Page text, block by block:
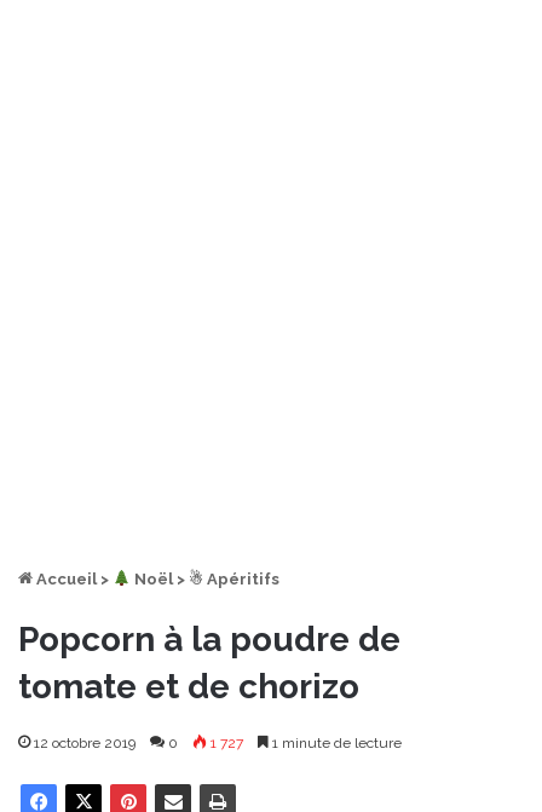
Accueil > ︎ Noël > ☃ Apéritifs
Popcorn à la poudre de
tomate et de chorizo
12 octobre 2019 0 1 727 1 minute de lecture